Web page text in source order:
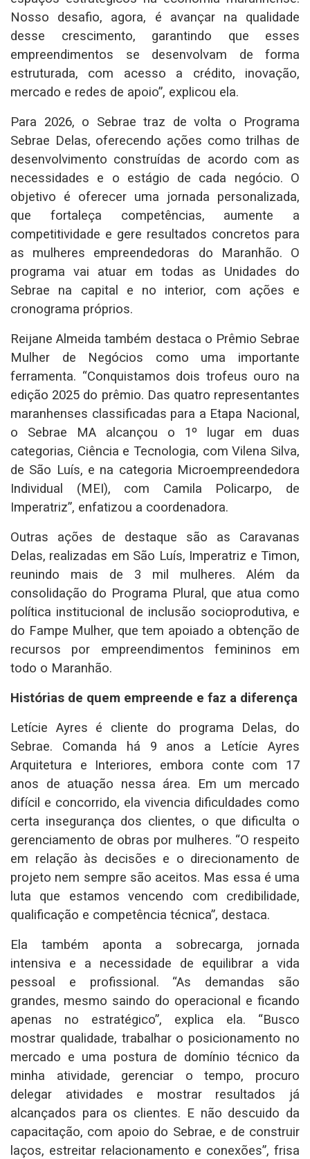
Nosso desafio, agora, é avançar na qualidade
desse crescimento, garantindo que esses
empreendimentos se desenvolvam de forma
estruturada, com acesso a crédito, inovação,
mercado e redes de apoio”, explicou ela.
Para 2026, o Sebrae traz de volta o Programa
Sebrae Delas, oferecendo ações como trilhas de
desenvolvimento construídas de acordo com as
necessidades e o estágio de cada negócio. O
objetivo é oferecer uma jornada personalizada,
que fortaleça competências, aumente a
competitividade e gere resultados concretos para
as mulheres empreendedoras do Maranhão. O
programa vai atuar em todas as Unidades do
Sebrae na capital e no interior, com ações e
cronograma próprios.
Reijane Almeida também destaca o Prêmio Sebrae
Mulher de Negócios como uma importante
ferramenta. “Conquistamos dois trofeus ouro na
edição 2025 do prêmio. Das quatro representantes
maranhenses classificadas para a Etapa Nacional,
o Sebrae MA alcançou o 1º lugar em duas
categorias, Ciência e Tecnologia, com Vilena Silva,
de São Luís, e na categoria Microempreendedora
Individual (MEI), com Camila Policarpo, de
Imperatriz”, enfatizou a coordenadora.
Outras ações de destaque são as Caravanas
Delas, realizadas em São Luís, Imperatriz e Timon,
reunindo mais de 3 mil mulheres. Além da
consolidação do Programa Plural, que atua como
política institucional de inclusão socioprodutiva, e
do Fampe Mulher, que tem apoiado a obtenção de
recursos por empreendimentos femininos em
todo o Maranhão.
Histórias de quem empreende e faz a diferença
Letície Ayres é cliente do programa Delas, do
Sebrae. Comanda há 9 anos a Letície Ayres
Arquitetura e Interiores, embora conte com 17
anos de atuação nessa área. Em um mercado
difícil e concorrido, ela vivencia dificuldades como
certa insegurança dos clientes, o que dificulta o
gerenciamento de obras por mulheres. “O respeito
em relação às decisões e o direcionamento de
projeto nem sempre são aceitos. Mas essa é uma
luta que estamos vencendo com credibilidade,
qualificação e competência técnica”, destaca.
Ela também aponta a sobrecarga, jornada
intensiva e a necessidade de equilibrar a vida
pessoal e profissional. “As demandas são
grandes, mesmo saindo do operacional e ficando
apenas no estratégico”, explica ela. “Busco
mostrar qualidade, trabalhar o posicionamento no
mercado e uma postura de domínio técnico da
minha atividade, gerenciar o tempo, procuro
delegar atividades e mostrar resultados já
alcançados para os clientes. E não descuido da
capacitação, com apoio do Sebrae, e de construir
laços, estreitar relacionamento e conexões”, frisa